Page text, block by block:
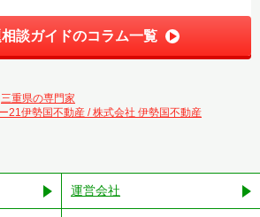
談ガイドのコラム一覧
三重県の専門家
21伊勢国不動産 / 株式会社 伊勢国不動産
運営会社